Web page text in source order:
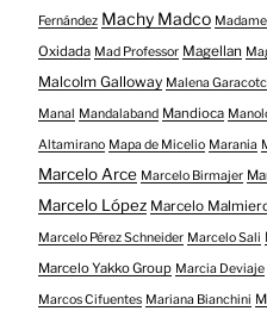
Fernández Machy Madco
Oxidada Mad Professor Magellan
Malcolm Galloway Malena
Manal Mandalaband Mandioca
Altamirano Mapa de Micelio Marania
Marcelo Arce Marcelo Birmajer
Marcelo López Marcelo
Marcelo Pérez Schneider Marcelo Sali
Marcelo Yakko Group Marcia Deviaje
Marcos Cifuentes Mariana Bianchini